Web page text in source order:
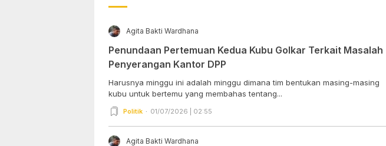
Agita Bakti Wardhana
Penundaan Pertemuan Kedua Kubu Golkar Terkait Masalah
Penyerangan Kantor DPP
Harusnya minggu ini adalah minggu dimana tim bentukan masing-masing
kubu untuk bertemu yang membahas tentang...
Politik 01/07/2026 | 02:55
Agita Bakti Wardhana